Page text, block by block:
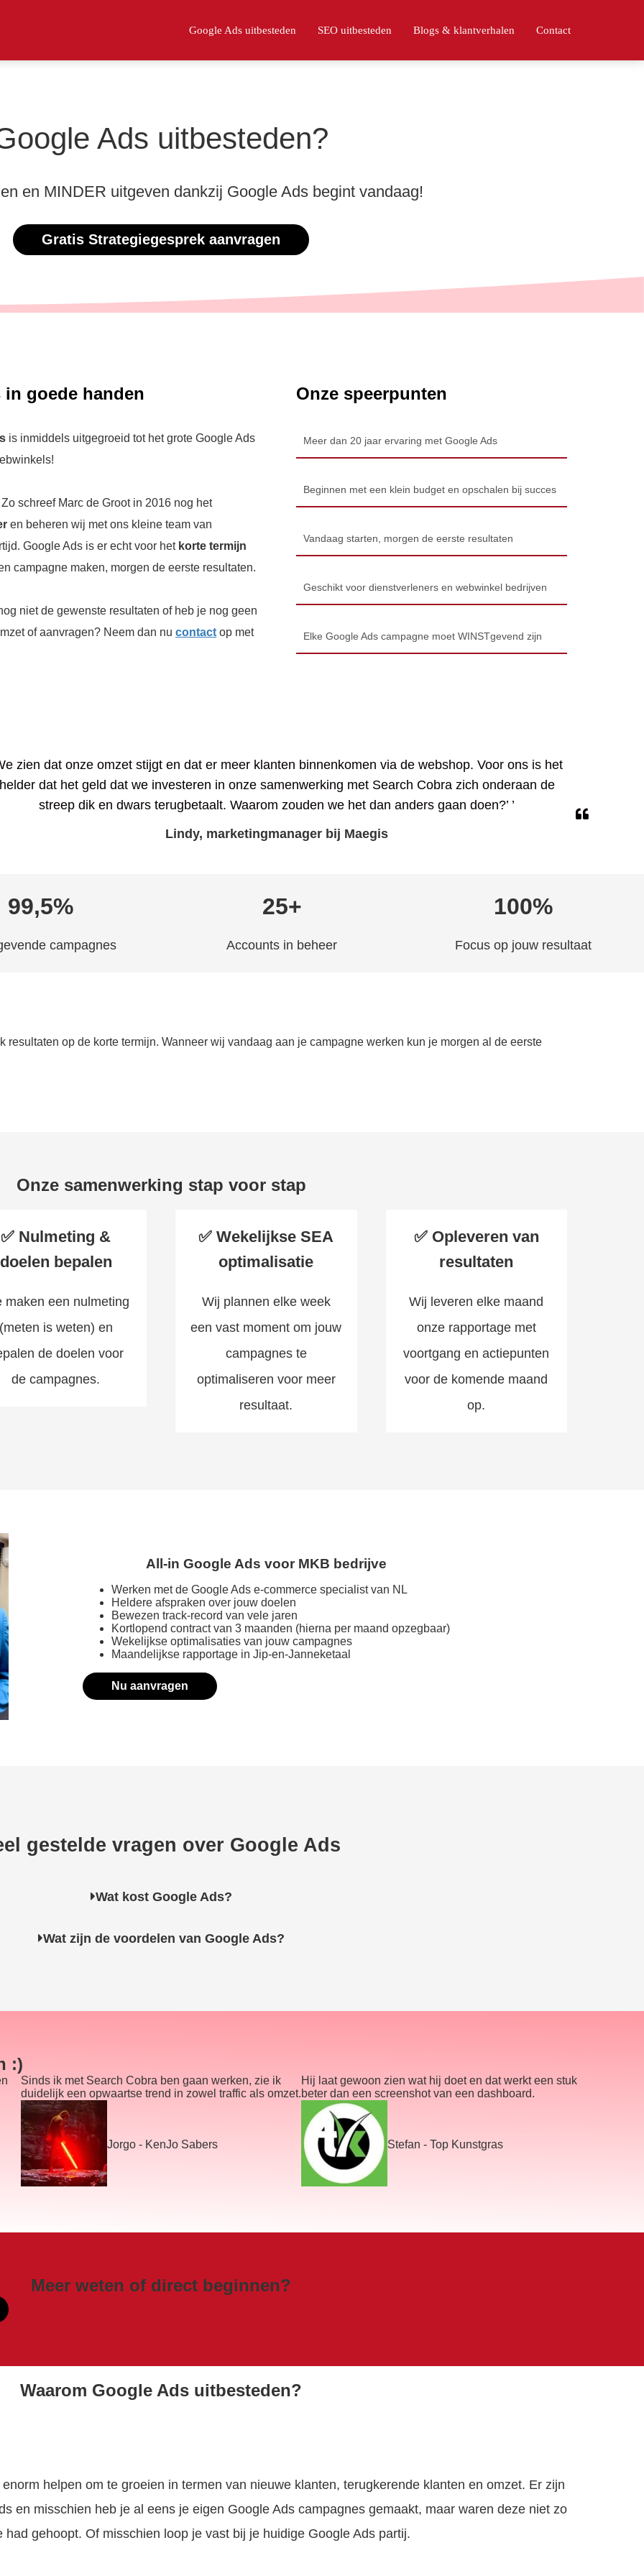
Google Ads uitbesteden SEO uitbesteden Blogs & klantverhalen Contact
Ads uitbesteden?
en MINDER uitgeven dankzij Google Ads begint vandaag!
Gratis Strategiegesprek aanvragen
goede handen
is inmiddels uitgegroeid tot het grote Google Ads
schreef Marc de Groot in 2016 nog het
en beheren wij met ons kleine team van
Google Ads is er echt voor het korte termijn
campagne maken, morgen de eerste resultaten.
niet de gewenste resultaten of heb je nog geen
of aanvragen? Neem dan nu contact op met
Onze speerpunten
Meer dan 20 jaar ervaring met Google Ads
Beginnen met een klein budget en opschalen bij succes
Vandaag starten, morgen de eerste resultaten
Geschikt voor dienstverleners en webwinkel bedrijven
Elke Google Ads campagne moet WINSTgevend zijn
zien dat onze omzet stijgt en dat er meer klanten binnenkomen via de webshop. Voor ons is het
dat het geld dat we investeren in onze samenwerking met Search Cobra zich onderaan de
streep dik en dwars terugbetaalt. Waarom zouden we het dan anders gaan doen?’ ’
Lindy, marketingmanager bij Maegis
99,5%
campagnes
25+
Accounts in beheer
100%
Focus op jouw resultaat
resultaten op de korte termijn. Wanneer wij vandaag aan je campagne werken kun je morgen al de eerste
Onze samenwerking stap voor stap
✅ Nulmeting &
doelen bepalen
maken een nulmeting
is weten) en
de doelen voor
de campagnes.
✅ Wekelijkse SEA
optimalisatie
Wij plannen elke week
een vast moment om jouw
campagnes te
optimaliseren voor meer
resultaat.
✅ Opleveren van
resultaten
Wij leveren elke maand
onze rapportage met
voortgang en actiepunten
voor de komende maand
op.
All in GoogleAds voor MKB bedr ijven
Werken met de Google Ads e-commerce specialist van NL
Heldere afspraken over jouw doelen
Bewezen track-record van vele jaren
Kortlopend contract van 3 maanden (hierna per maand opzegbaar)
Wekelijkse optimalisaties van jouw campagnes
Maandelijkse rapportage in Jip-en-Janneketaal
Nu aanvragen
gestelde vragen over Google Ads
Wat kost Google Ads?
Wat zijn de voordelen van Google Ads?
:)
Sinds ik met Search Cobra ben gaan werken, zie ik
duidelijk een opwaartse trend in zowel traffic als omzet.
Jorgo - KenJo Sabers
Hij laat gewoon zien wat hij doet en dat werkt een stuk
beter dan een screenshot van een dashboard.
Stefan - Top Kunstgras
Meer weten of direct beginnen?
Waarom Google Ads uitbesteden?
helpen om te groeien in termen van nieuwe klanten, terugkerende klanten en omzet. Er zijn
en misschien heb je al eens je eigen Google Ads campagnes gemaakt, maar waren deze niet zo
had gehoopt. Of misschien loop je vast bij je huidige Google Ads partij.